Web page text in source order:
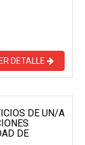
DETALLE
DE UN/A
DE